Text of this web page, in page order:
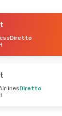
Diretto
Diretto